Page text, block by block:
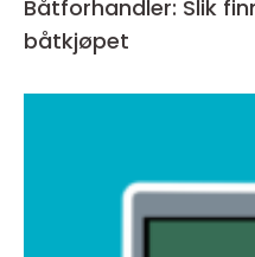
Båtforhandler: Slik
båtkjøpet